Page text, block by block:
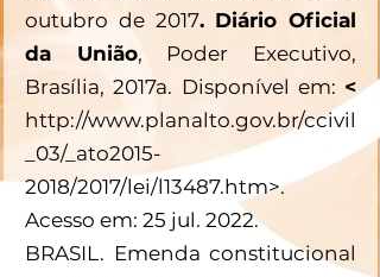
outubro de 2017. Diário Oficial
da União, Poder Executivo,
Brasília, 2017a. Disponível em:
<
http://www.planalto.gov.br/ccivil
_03/_ato2015-
2018/2017/lei/l13487.htm>.
Acesso em: 25 jul. 2022.
BRASIL. Emenda constitucional